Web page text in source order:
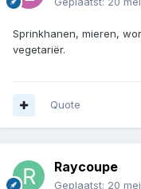
Sprinkhanen, mieren,
vegetariër.
Quote
Raycoupe
Geplaatst: 20